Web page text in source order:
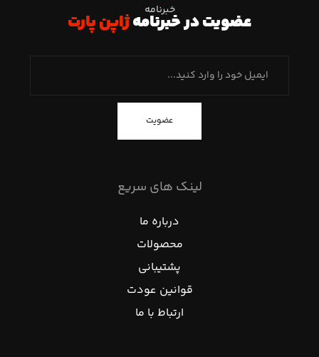
خبرنامه
عضویت در خبرنامهژاپن پارت
عضویت
لینک های سریع
درباره ما
محصولات
پشتیبانی
قوانین عودت
ارتباط با ما